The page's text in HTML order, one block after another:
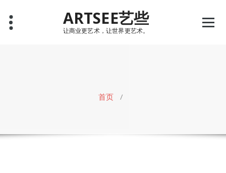
content
ARTSEE艺些
让商业更艺术，让世界更艺术。
首页 /